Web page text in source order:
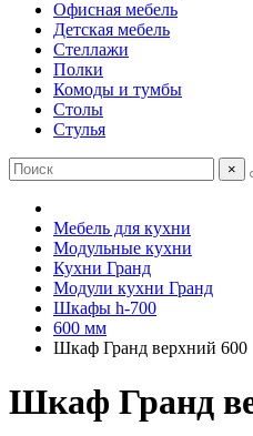
Офисная мебель
Детская мебель
Стеллажи
Полки
Комоды и тумбы
Столы
Стулья
×
Мебель для кухни
Модульные кухни
Кухни Гранд
Модули кухни Гранд
Шкафы h-700
600 мм
Шкаф Гранд верхний 600
Шкаф Гранд